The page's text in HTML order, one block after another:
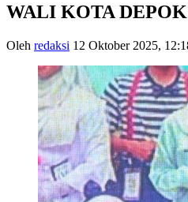
WALI KOTA
Oleh redaksi 12 Oktober 2025,